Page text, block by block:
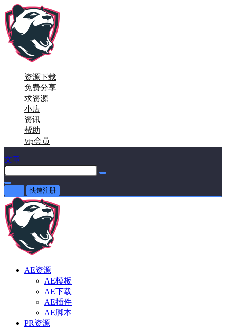
资源下载
免费分享
求资源
小店
资讯
帮助
Vip会员
文章
快速注册
AE资源
AE模板
AE下载
AE插件
AE脚本
PR资源